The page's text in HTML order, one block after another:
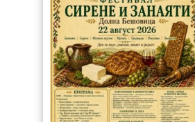
319 | 2026-08-07 13:27:27